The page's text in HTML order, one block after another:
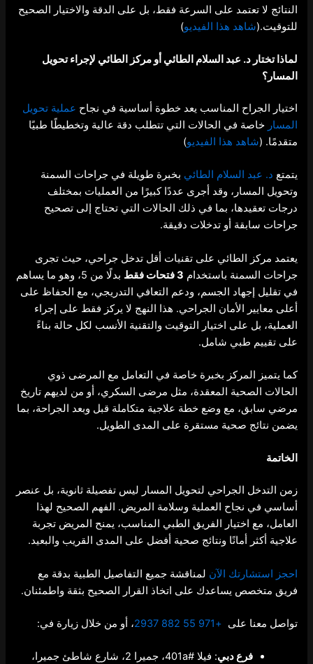
النتائج لا تعتمد على السرعة فقط، بل على الدقة والاختيار الصحيح
للتوقيت.(شاهد هذا الفيديو)
لماذا تختار د. عبد السلام الطائي أو مركز الطائي لإجراء تحويل
المسار؟
اختيار الجراح المناسب يعد خطوة أساسية في نجاح عملية تحويل
المسار خاصة في الحالات التي تتطلب دقة عالية وتخطيطًا طبيًا
متقدمًا. (شاهد هذا الفيديو)
يتمتع د. عبد السلام الطائي بخبرة طويلة في جراحات السمنة
وتحويل المسار، وقد أجرى عددًا كبيرًا من العمليات بمختلف
درجات تعقيدها، بما في ذلك الحالات التي تحتاج إلى تصحيح
جراحات سابقة أو تدخلات دقيقة.
يعتمد مركز الطائي على تقنيات أقل تدخل جراحي، حيث تجرى
جراحات السمنة باستخدام 3 فتحات فقط
بدلًا من 5، وهو ما يساهم
في تقليل إجهاد الجسم، ودعم التعافي التدريجي، مع الحفاظ على
أعلى معايير الأمان الجراحي. هذا النهج لا يركز فقط على إجراء
العملية، بل على اختيار التوقيت والتقنية الأنسب لكل حالة بناءً
على تقييم طبي شامل.
كما يتميز المركز بخبرة خاصة في التعامل مع المرضى ذوي
الحالات الصحية المعقدة، مثل مرضى السكري، أو من لديهم تاريخ
مرضي سابق، مع وضع خطة علاجية متكاملة قبل وبعد الجراحة، بما
يضمن نتائج صحية مستقرة على المدى الطويل.
الخاتمة
زمن التدخل الجراحي لتحويل المسار ليس تفصيلة ثانوية، بل عنصر
أساسي في نجاح العملية وسلامة المريض. الفهم الصحيح لهذا
العامل، مع اختيار الفريق الطبي المناسب، يمنح المريض تجربة
علاجية أكثر أمانًا ونتائج صحية أفضل على المدى القريب والبعيد.
احجز استشارتك الآن لمناقشة جميع التفاصيل الطبية بدقة مع
فريق متخصص يساعدك على اتخاذ القرار الصحيح بثقة واطمئنان.
تواصل معنا على +971 55 882 2937 ، أو من خلال زيارة في:
فرع دبي
: فيلا #401a، جميرا 2، شارع شاطئ جميرا،